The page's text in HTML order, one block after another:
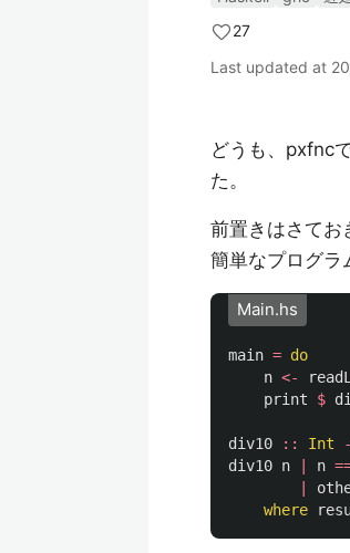
27
Last updated at
どうも、pxfnc
た。
前置きはさてお
簡単なプログラ
Main.hs
main = do
n <-
print
$
div10 :: Int
div10 n n
where